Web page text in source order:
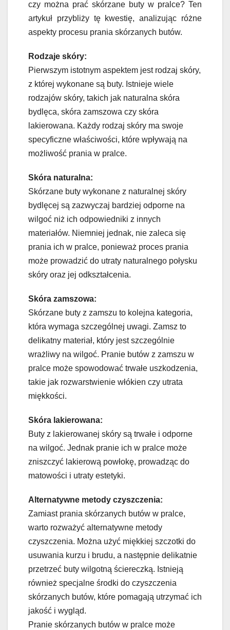
czy można prać skórzane buty w pralce? Ten
artykuł przybliży tę kwestię, analizując różne
aspekty procesu prania skórzanych butów.
Rodzaje skóry:
Pierwszym istotnym aspektem jest rodzaj skóry,
z której wykonane są buty. Istnieje wiele
rodzajów skóry, takich jak naturalna skóra
bydlęca, skóra zamszowa czy skóra
lakierowana. Każdy rodzaj skóry ma swoje
specyficzne właściwości, które wpływają na
możliwość prania w pralce.
Skóra naturalna:
Skórzane buty wykonane z naturalnej skóry
bydlęcej są zazwyczaj bardziej odporne na
wilgoć niż ich odpowiedniki z innych
materiałów. Niemniej jednak, nie zaleca się
prania ich w pralce, ponieważ proces prania
może prowadzić do utraty naturalnego połysku
skóry oraz jej odkształcenia.
Skóra zamszowa:
Skórzane buty z zamszu to kolejna kategoria,
która wymaga szczególnej uwagi. Zamsz to
delikatny materiał, który jest szczególnie
wrażliwy na wilgoć. Pranie butów z zamszu w
pralce może spowodować trwałe uszkodzenia,
takie jak rozwarstwienie włókien czy utrata
miękkości.
Skóra lakierowana:
Buty z lakierowanej skóry są trwałe i odporne
na wilgoć. Jednak pranie ich w pralce może
zniszczyć lakierową powłokę, prowadząc do
matowości i utraty estetyki.
Alternatywne metody czyszczenia:
Zamiast prania skórzanych butów w pralce,
warto rozważyć alternatywne metody
czyszczenia. Można użyć miękkiej szczotki do
usuwania kurzu i brudu, a następnie delikatnie
przetrzeć buty wilgotną ściereczką. Istnieją
również specjalne środki do czyszczenia
skórzanych butów, które pomagają utrzymać ich
jakość i wygląd.
Pranie skórzanych butów w pralce może